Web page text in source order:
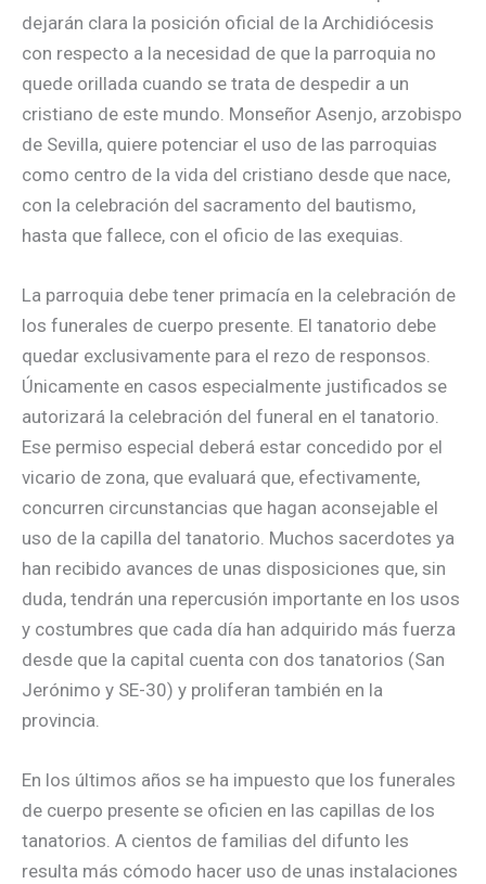
dejarán clara la posición oficial de la Archidiócesis
con respecto a la necesidad de que la parroquia no
quede orillada cuando se trata de despedir a un
cristiano de este mundo. Monseñor Asenjo, arzobispo
de Sevilla, quiere potenciar el uso de las parroquias
como centro de la vida del cristiano desde que nace,
con la celebración del sacramento del bautismo,
hasta que fallece, con el oficio de las exequias.
La parroquia debe tener primacía en la celebración de
los funerales de cuerpo presente. El tanatorio debe
quedar exclusivamente para el rezo de responsos.
Únicamente en casos especialmente justificados se
autorizará la celebración del funeral en el tanatorio.
Ese permiso especial deberá estar concedido por el
vicario de zona, que evaluará que, efectivamente,
concurren circunstancias que hagan aconsejable el
uso de la capilla del tanatorio. Muchos sacerdotes ya
han recibido avances de unas disposiciones que, sin
duda, tendrán una repercusión importante en los usos
y costumbres que cada día han adquirido más fuerza
desde que la capital cuenta con dos tanatorios (San
Jerónimo y SE-30) y proliferan también en la
provincia.
En los últimos años se ha impuesto que los funerales
de cuerpo presente se oficien en las capillas de los
tanatorios. A cientos de familias del difunto les
resulta más cómodo hacer uso de unas instalaciones